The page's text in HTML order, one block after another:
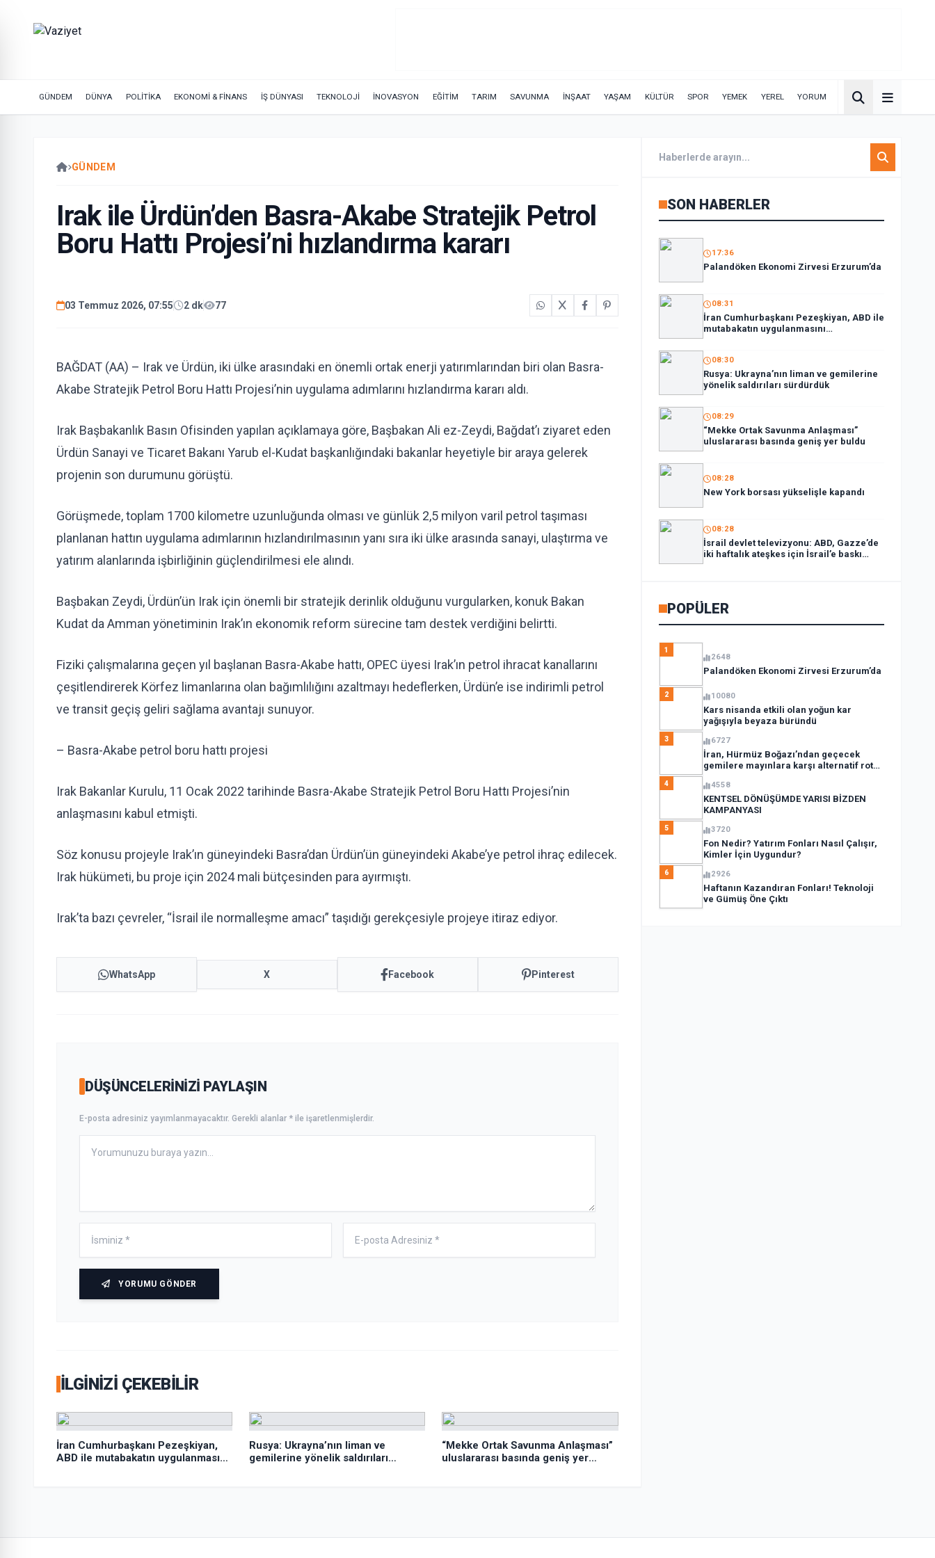
GÜNDEM DÜNYA POLİTİKA EKONOMİ & FİNANS İŞ DÜNYASI TEKNOLOJİ İNOVASYON EĞİTİM TARIM SAVUNMA İNŞAAT YAŞAM KÜLTÜR SPOR YEMEK YEREL YORUM
GÜNDEM
Irak ile Ürdün’den Basra-Akabe Stratejik Petrol
Boru Hattı Projesi’ni hızlandırma kararı
03 Temmuz 2026, 07:55 2 dk 77
BAĞDAT (AA) – Irak ve Ürdün, iki ülke arasındaki en önemli ortak enerji yatırımlarından biri olan Basra-
Akabe Stratejik Petrol Boru Hattı Projesi’nin uygulama adımlarını hızlandırma kararı aldı.
Irak Başbakanlık Basın Ofisinden yapılan açıklamaya göre, Başbakan Ali ez-Zeydi, Bağdat’ı ziyaret eden
Ürdün Sanayi ve Ticaret Bakanı Yarub el-Kudat başkanlığındaki bakanlar heyetiyle bir araya gelerek
projenin son durumunu görüştü.
Görüşmede, toplam 1700 kilometre uzunluğunda olması ve günlük 2,5 milyon varil petrol taşıması
planlanan hattın uygulama adımlarının hızlandırılmasının yanı sıra iki ülke arasında sanayi, ulaştırma ve
yatırım alanlarında işbirliğinin güçlendirilmesi ele alındı.
Başbakan Zeydi, Ürdün’ün Irak için önemli bir stratejik derinlik olduğunu vurgularken, konuk Bakan
Kudat da Amman yönetiminin Irak’ın ekonomik reform sürecine tam destek verdiğini belirtti.
Fiziki çalışmalarına geçen yıl başlanan Basra-Akabe hattı, OPEC üyesi Irak’ın petrol ihracat kanallarını
çeşitlendirerek Körfez limanlarına olan bağımlılığını azaltmayı hedeflerken, Ürdün’e ise indirimli petrol
ve transit geçiş geliri sağlama avantajı sunuyor.
– Basra-Akabe petrol boru hattı projesi
Irak Bakanlar Kurulu, 11 Ocak 2022 tarihinde Basra-Akabe Stratejik Petrol Boru Hattı Projesi’nin
anlaşmasını kabul etmişti.
Söz konusu projeyle Irak’ın güneyindeki Basra’dan Ürdün’ün güneyindeki Akabe’ye petrol ihraç edilecek.
Irak hükümeti, bu proje için 2024 mali bütçesinden para ayırmıştı.
Irak’ta bazı çevreler, “İsrail ile normalleşme amacı” taşıdığı gerekçesiyle projeye itiraz ediyor.
WhatsApp X Facebook Pinterest
DÜŞÜNCELERINIZI PAYLAŞIN
E-posta adresiniz yayımlanmayacaktır. Gerekli alanlar * ile işaretlenmişlerdir.
YORUMU GÖNDER
İLGINIZI ÇEKEBILIR
İran Cumhurbaşkanı Pezeşkiyan,
ABD ile mutabakatın uygulanmasını
Rusya: Ukrayna’nın liman ve
gemilerine yönelik saldırıları
“Mekke Ortak Savunma Anlaşması”
uluslararası basında geniş yer
SON HABERLER
17:36
Palandöken Ekonomi Zirvesi Erzurum’da
08:31
İran Cumhurbaşkanı Pezeşkiyan, ABD ile
mutabakatın uygulanmasını
desteklediklerini söyledi:
08:30
Rusya: Ukrayna’nın liman ve gemilerine
yönelik saldırıları sürdürdük
08:29
“Mekke Ortak Savunma Anlaşması”
uluslararası basında geniş yer buldu
08:28
New York borsası yükselişle kapandı
08:28
İsrail devlet televizyonu: ABD, Gazze’de
iki haftalık ateşkes için İsrail’e baskı
yapıyor
POPÜLER
1
2648
Palandöken Ekonomi Zirvesi Erzurum’da
2 10080
Kars nisanda etkili olan yoğun kar
yağışıyla beyaza büründü
3 6727
İran, Hürmüz Boğazı’ndan geçecek
gemilere mayınlara karşı alternatif rota
4 4558
KENTSEL DÖNÜŞÜMDE YARISI BİZDEN
KAMPANYASI
5 3720
Fon Nedir? Yatırım Fonları Nasıl Çalışır,
Kimler İçin Uygundur?
6 2926
Haftanın Kazandıran Fonları! Teknoloji
ve Gümüş Öne Çıktı